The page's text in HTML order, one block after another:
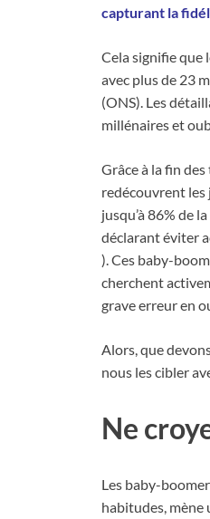
capturant la
Cela signifie
avec plus de 23
(ONS). Les
millénaires et
Grâce à la fin
redécouvrent les
jusqu’à 86% de
déclarant éviter
). Ces baby-
cherchent
grave erreur en
Alors, que
nous les cibler
Ne
Les baby-
habitudes, mène